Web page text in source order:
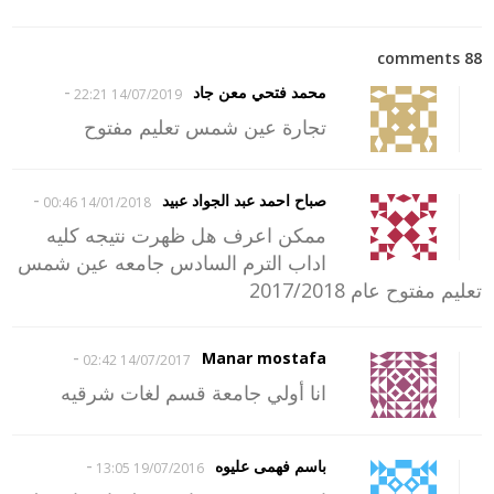
88 comments
محمد فتحي معن جاد
14/07/2019 22:21
-
تجارة عين شمس تعليم مفتوح
صباح احمد عبد الجواد عبيد 14/01/2018 00:46
-
ممكن اعرف هل ظهرت نتيجه كليه
اداب الترم السادس جامعه عين شمس
تعليم مفتوح عام 2017/2018
Manar mostafa
14/07/2017 02:42
-
انا أولي جامعة قسم لغات شرقيه
باسم فهمى عليوه 19/07/2016 13:05
-